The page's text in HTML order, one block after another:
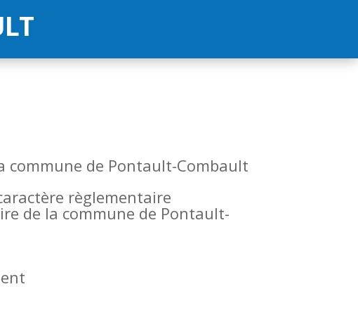
commune de Pontault-Combault
règlementaire
de la commune de Pontault-